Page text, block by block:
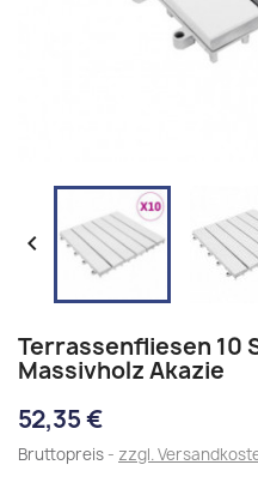

Terrassenfliesen 10
Massivholz Akazie
52,35 €
Bruttopreis zzgl.